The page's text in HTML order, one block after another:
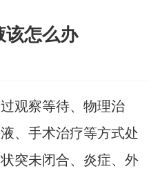
该怎么办
观察等待、物理治
、手术治疗等方式处
突未闭合、炎症、外